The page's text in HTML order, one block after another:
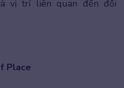
vị trí liên quan đến đối
Place